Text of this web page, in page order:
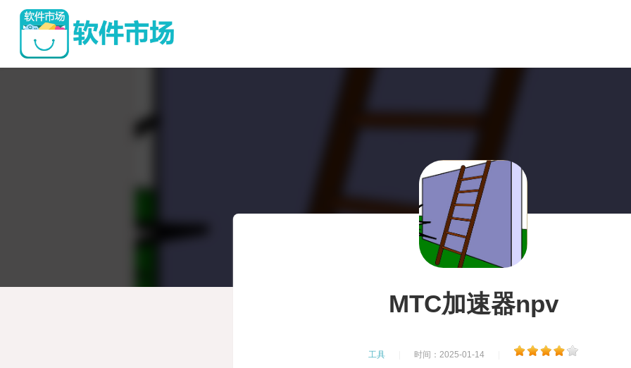
MTC加速器npv
工具 时间：2025-01-14